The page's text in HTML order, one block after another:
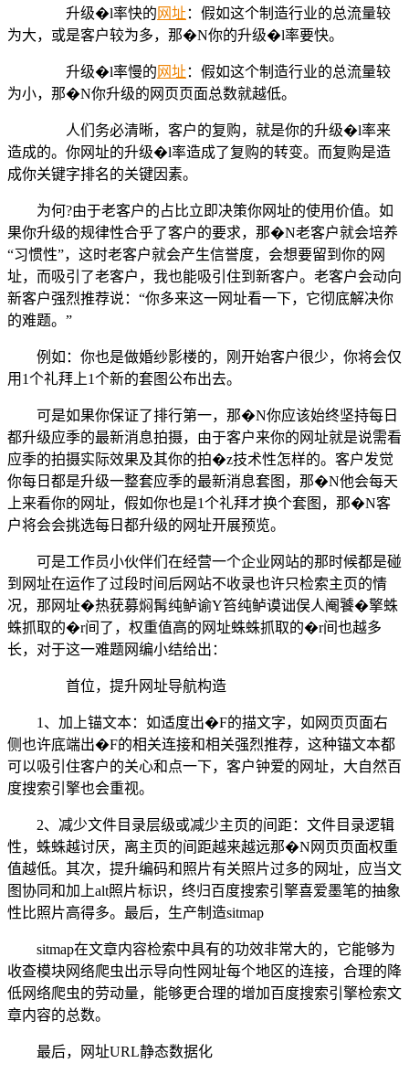
升级�l率快的 网址：假如这个制造行业的总流量较
为大，或是客户较为多，那�N你的升级�l率要快。
升级�l率慢的 网址：假如这个制造行业的总流量较
为小，那�N你升级的网页页面总数就越低。
人们务必清晰，客户的复购，就是你的升级�l率来
造成的。你网址的升级�l率造成了复购的转变。而复购是造
成你关键字排名的关键因素。
为何?由于老客户的占比立即决策你网址的使用价值。如
果你升级的规律性合乎了客户的要求，那�N老客户就会培养
“习惯性”，这时老客户就会产生信誉度，会想要留到你的网
址，而吸引了老客户，我也能吸引住到新客户。老客户会动向
新客户强烈推荐说：“你多来这一网址看一下，它彻底解决你
的难题。”
例如：你也是做婚纱影楼的，刚开始客户很少，你将会仅
用1个礼拜上1个新的套图公布出去。
可是如果你保证了排行第一，那�N你应该始终坚持每日
都升级应季的最新消息拍摄，由于客户来你的网址就是说需看
应季的拍摄实际效果及其你的拍�z技术性怎样的。客户发觉
你每日都是升级一整套应季的最新消息套图，那�N他会每天
上来看你的网址，假如你也是1个礼拜才换个套图，那�N客
户将会会挑选每日都升级的网址开展预览。
可是工作员小伙伴们在经营一个企业网站的那时候都是碰
到网址在运作了过段时间后网站不收录也许只检索主页的情
况，那网址�热莸募焖髯纯鲈谕Υ笞纯鲈谟诎俣人阉饕�擎蛛
蛛抓取的�r间了，权重值高的网址蛛蛛抓取的�r间也越多
长，对于这一难题网编小结给出：
首位，提升网址导航构造
1、加上锚文本：如适度出�F的描文字，如网页页面右
侧也许底端出�F的相关连接和相关强烈推荐，这种锚文本都
可以吸引住客户的关心和点一下，客户钟爱的网址，大自然百
度搜索引擎也会重视。
2、减少文件目录层级或减少主页的间距：文件目录逻辑
性，蛛蛛越讨厌，离主页的间距越来越远那�N网页页面权重
值越低。其次，提升编码和照片有关照片过多的网址，应当文
图协同和加上alt照片标识，终归百度搜索引擎喜爱墨笔的抽象
性比照片高得多。最后，生产制造sitmap
sitmap在文章内容检索中具有的功效非常大的，它能够为
收查模块网络爬虫出示导向性网址每个地区的连接，合理的降
低网络爬虫的劳动量，能够更合理的增加百度搜索引擎检索文
章内容的总数。
最后，网址URL静态数据化